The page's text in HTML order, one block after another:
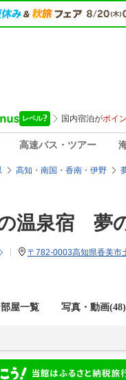
高速バス・ツアー
高知・南国・香南・伊野
温泉宿 夢
〒782-0003高知県香美市
部屋一覧 写真・動画(48)